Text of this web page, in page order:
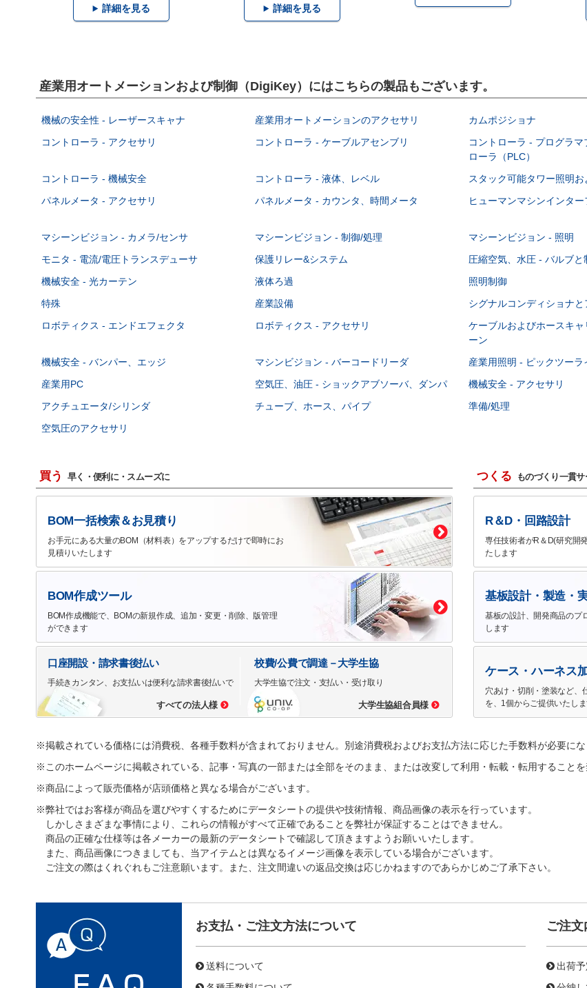
詳細を見る 詳細を見る
産業用オートメーションおよび制御（DigiKey）にはこちらの製品もございます。
機械の安全性 - レーザースキャナ 産業用オートメーションのアクセサリ カムポジショナ
コントローラ - アクセサリ
コントローラ - ケーブルアセンブリ
コントローラ - プログラマ
ローラ（PLC）
コントローラ - 機械安全 コントローラ - 液体、レベル スタック可能タワー照明
パネルメータ - アクセサリ
パネルメータ - カウンタ、時間メータ ヒューマンマシンインター
マシーンビジョン - カメラ/センサ
マシーンビジョン - 制御/処理 マシーンビジョン - 照明
モニタ - 電流/電圧トランスデューサ
保護リレー&システム 圧縮空気、水圧 - バルブと
機械安全 - 光カーテン
液体ろ過 照明制御
特殊
産業設備 シグナルコンディショナと
ロボティクス - エンドエフェクタ
ロボティクス - アクセサリ
ケーブルおよびホースキャ
ーン
機械安全 - バンパー、エッジ マシンビジョン - バーコードリーダ 産業用照明 - ピックツーラ
産業用PC
空気圧、油圧 - ショックアブソーバ、ダンパ 機械安全 - アクセサリ
アクチュエータ/シリンダ
チューブ、ホース、パイプ 準備/処理
空気圧のアクセサリ
買う 早く・便利に・スムーズに
BOM一括検索＆お見積り
お手元にある大量のBOM（材料表）をアップするだけで即時にお
見積りいたします
BOM作成ツール
BOM作成機能で、BOMの新規作成、追加・変更・削除、版管理
ができます
口座開設・請求書後払い
手続きカンタン、お支払いは便利な請求書後払いで
すべての法人様
校費/公費で調達－大学生協
大学生協で注文・支払い・受け取り
大学生協組合員様
つくる ものづくり一貫サ
R＆D・回路設計
専任技術者がR＆D(研究開
たします
基板設計・製造・
基板の設計、開発商品のプ
します
ケース・ハーネス
穴あけ・切削・塗装など、
を、1個からご提供いたし
※掲載されている価格には消費税、各種手数料が含まれておりません。別途消費税およびお支払方法に応じた手数料が必要にな
※このホームページに掲載されている、記事・写真の一部または全部をそのまま、または改変して利用・転載・転用することを
※商品によって販売価格が店頭価格と異なる場合がございます。
※弊社ではお客様が商品を選びやすくするためにデータシートの提供や技術情報、商品画像の表示を行っています。
しかしさまざまな事情により、これらの情報がすべて正確であることを弊社が保証することはできません。
商品の正確な仕様等は各メーカーの最新のデータシートで確認して頂きますようお願いいたします。
また、商品画像につきましても、当アイテムとは異なるイメージ画像を表示している場合がございます。
ご注文の際はくれぐれもご注意願います。また、注文間違いの返品交換は応じかねますのであらかじめご了承下さい。
お支払・ご注文方法について
送料について
ご注
出荷